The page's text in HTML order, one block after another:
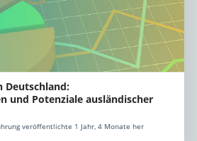
Deutschland:
und Potenziale ausländischer
veröffentlichte 1 Jahr, 4 Monate her